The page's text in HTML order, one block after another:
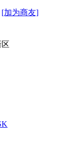
[加为商友]
区